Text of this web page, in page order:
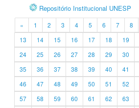
Repositório Institucional UNESP
« 1 2 3 4 5 6 7 8
13
14 15 16 17 18 19
24
25 26 27 28 29 30
35
36 37 38 39 40 41
46
47 48 49 50 51 52
57
58 59 60 61 62 63